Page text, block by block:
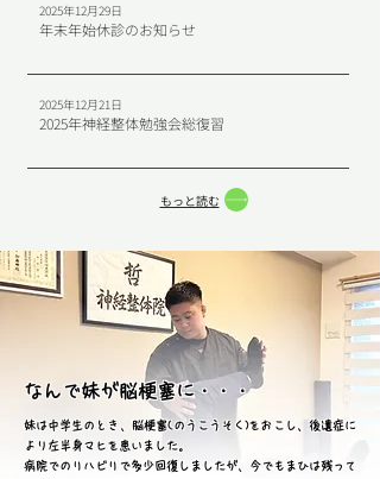
2025年12月29日
年末年始休診のお知らせ
2025年12月21日
2025年神経整体勉強会総復習
もっと読む
​なんで妹が脳梗塞に・・・
妹は中学生のとき、脳梗塞(のうこうそく)をおこし、後遺症に
より左半身マヒを患いました。
病院でのリハビリで多少回復しましたが、今でもまひは残って